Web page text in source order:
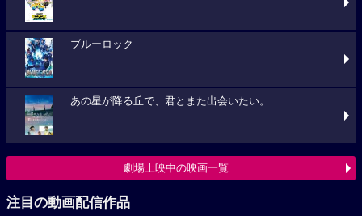
ブルーロック
あの星が降る丘で、君とまた出会いたい。
劇場上映中の映画一覧
注目の動画配信作品